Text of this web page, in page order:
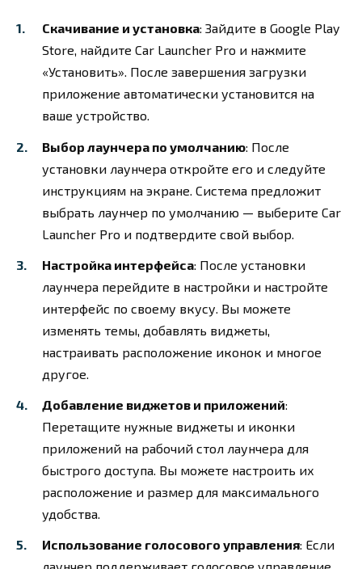
Скачивание и установка: Зайдите в Google Play
Store, найдите Car Launcher Pro и нажмите
«Установить». После завершения загрузки
приложение автоматически установится на
ваше устройство.
Выбор лаунчера по умолчанию: После
установки лаунчера откройте его и следуйте
инструкциям на экране. Система предложит
выбрать лаунчер по умолчанию — выберите Car
Launcher Pro и подтвердите свой выбор.
Настройка интерфейса: После установки
лаунчера перейдите в настройки и настройте
интерфейс по своему вкусу. Вы можете
изменять темы, добавлять виджеты,
настраивать расположение иконок и многое
другое.
Добавление виджетов и приложений:
Перетащите нужные виджеты и иконки
приложений на рабочий стол лаунчера для
быстрого доступа. Вы можете настроить их
расположение и размер для максимального
удобства.
Использование голосового управления: Если